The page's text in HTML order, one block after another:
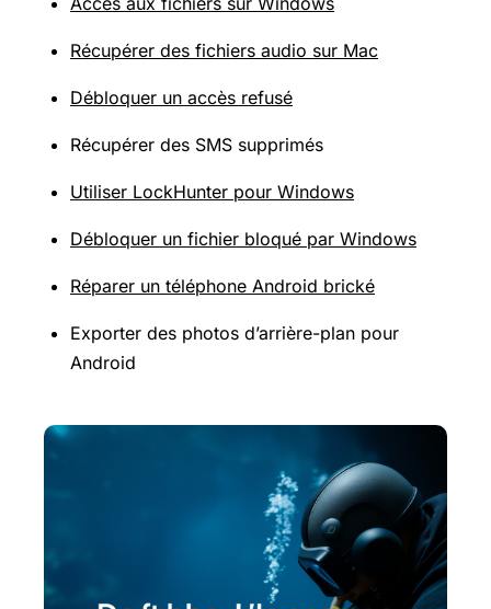
Récupérer des fichiers audio sur Mac
Débloquer un accès refusé
Récupérer des SMS supprimés
Utiliser LockHunter pour Windows
Débloquer un fichier bloqué par Windows
Réparer un téléphone Android brické
Exporter des photos d’arrière-plan pour
Android